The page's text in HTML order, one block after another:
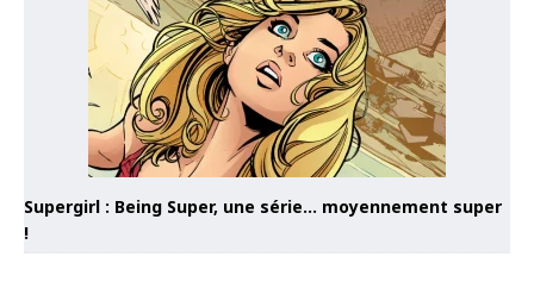
Supergirl : Being Super, une série… moyennement super
!